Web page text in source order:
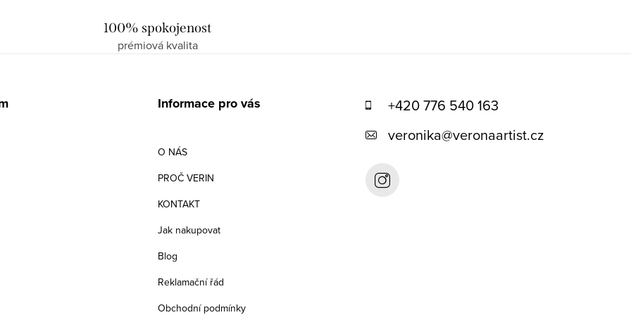
100% spokojenost
prémiová kvalita
Informace pro vás
O NÁS
PROČ VERIN
KONTAKT
Jak nakupovat
Blog
Reklamační řád
Obchodní podmínky
+420 776 540 163
veronika@veronaartist.cz